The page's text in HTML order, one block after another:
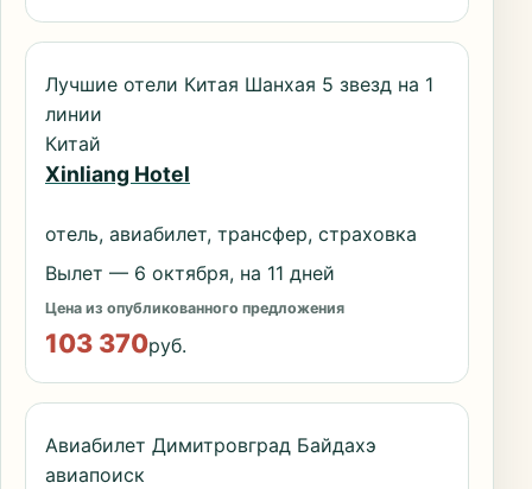
Лучшие отели Китая Шанхая 5 звезд на 1
линии
Китай
Xinliang Hotel
отель, авиабилет, трансфер, страховка
Вылет — 6 октября, на 11 дней
Цена из опубликованного предложения
103 370руб.
Авиабилет Димитровград Байдахэ
авиапоиск